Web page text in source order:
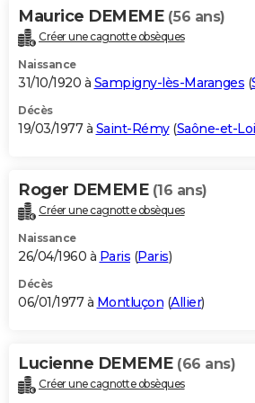
Maurice DEMEME (56 ans)
Créer une cagnotte obsèques
Naissance
31/10/1920 à Sampigny-lès-Maranges (
Décès
19/03/1977 à Saint-Rémy(Saône-et-
Roger DEMEME (16 ans)
Créer une cagnotte obsèques
Naissance
26/04/1960 à Paris (Paris)
Décès
06/01/1977 à Montluçon (Allier)
Lucienne DEMEME (66 ans)
Créer une cagnotte obsèques